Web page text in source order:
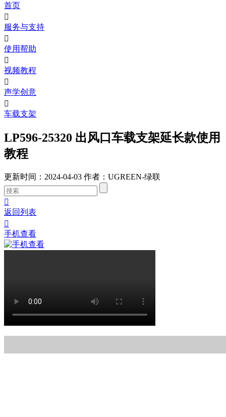
首页

服务与支持

使用帮助

视频教程

声学创意

车载支架
LP596-25320 出风口车载支架延长款使用
教程
更新时间：2024-04-03 作者：UGREEN-绿联

返回列表

手机查看